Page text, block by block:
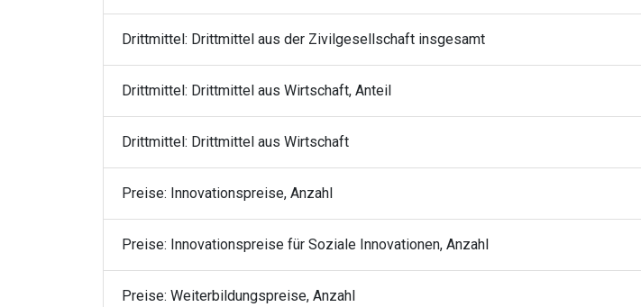
Drittmittel: Drittmittel aus der Zivilgesellschaft insgesamt
Drittmittel: Drittmittel aus Wirtschaft, Anteil
Drittmittel: Drittmittel aus Wirtschaft
Preise: Innovationspreise, Anzahl
Preise: Innovationspreise für Soziale Innovationen, Anzahl
Preise: Weiterbildungspreise, Anzahl